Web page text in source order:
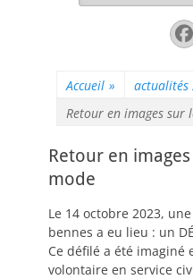
Accueil » actualités
Retour en images sur
Retour en
mode
Le 14 octobre 2023,
bennes a eu lieu : un
Ce défilé a été imaginé
volontaire en service